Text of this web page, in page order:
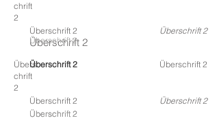
chrift
2
Überschrift 2 Überschrift 2
Überschrift 2
Überschrift 2
Überschrift 2
Übers
chrift
2
Überschrift 2
Überschrift 2
Überschrift 2
Überschrift 2
Überschrift 2